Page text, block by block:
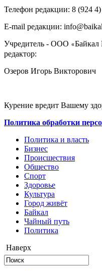
Телефон редакции: ‎‎8 (924
E-mail редакции:
Учредитель - ООО «Байкал
редактор:
Озеров Игорь Викторович
Курение вредит Вашему
Политика обработки
Политика и власть
Бизнес
Происшествия
Общество
Cпорт
Здоровье
Культура
Город живёт
Байкал
Чайный путь
Политика
Наверх